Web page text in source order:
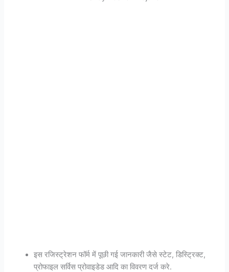
इस रजिस्ट्रेशन फॉर्म में पूछी गई जानकारी जैसे स्टेट, डिस्ट्रिक्ट,
प्रोफाइल सर्विस प्रोवाइडेड आदि का विवरण दर्ज करे.